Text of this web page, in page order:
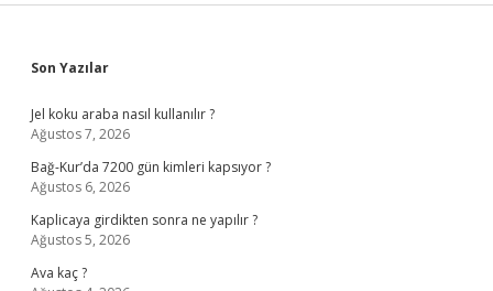
Sidebar
Son Yazılar
Jel koku araba nasıl kullanılır ?
Ağustos 7, 2026
Bağ-Kur’da 7200 gün kimleri kapsıyor ?
Ağustos 6, 2026
Kaplicaya girdikten sonra ne yapılır ?
Ağustos 5, 2026
Ava kaç ?